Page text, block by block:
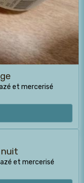
et mercerisé
nuit
et mercerisé